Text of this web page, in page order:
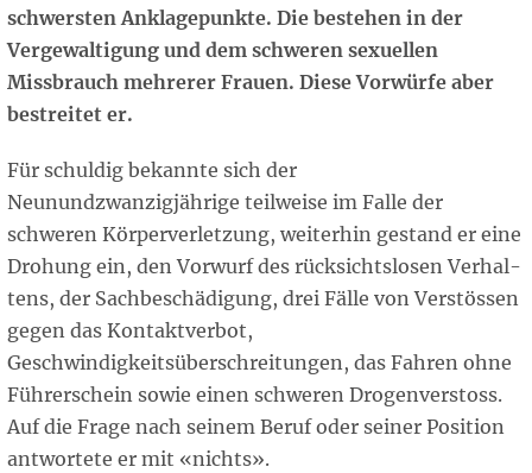
schwersten Anklagepunkte. Die bestehen in der
Vergewaltigung und dem schweren sexuellen
Missbrauch mehrerer Frauen. Diese Vorwürfe aber
bestreitet er.
Für schuldig bekannte sich der
Neunundzwanzigjährige teilweise im Falle der
schweren Körperverletzung, weiterhin gestand er eine
Drohung ein, den Vorwurf des rücksichtslosen Ver­hal­
tens, der Sachbeschädigung, drei Fälle von Verstössen
gegen das Kontaktverbot,
Geschwindigkeitsüberschreitungen, das Fahren ohne
Führerschein sowie einen schweren Drogenverstoss.
Auf die Frage nach seinem Beruf oder seiner Position
antwortete er mit «nichts».